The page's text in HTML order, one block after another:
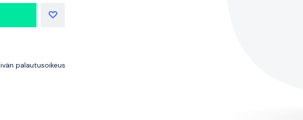
palautusoikeus